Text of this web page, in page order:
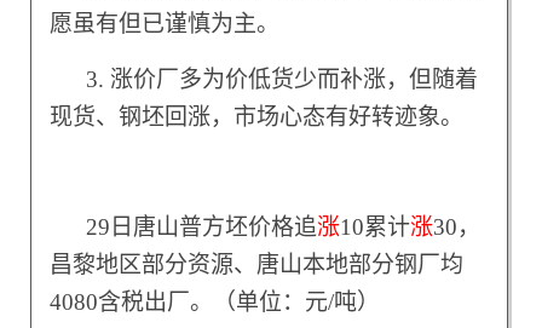
愿虽有但已谨慎为主。
3. 涨价厂多为价低货少而补涨，但随着
现货、钢坯回涨，市场心态有好转迹象。
29日唐山普方坯价格追涨10累计涨30，
昌黎地区部分资源、唐山本地部分钢厂均
4080含税出厂。（单位：元/吨）